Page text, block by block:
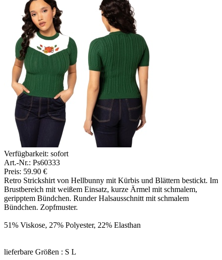
Verfügbarkeit: sofort
Art.-Nr.: Ps60333
Preis: 59.90 €
Retro Strickshirt von Hellbunny mit Kürbis und Blättern bestickt. Im
Brustbereich mit weißem Einsatz, kurze Ärmel mit schmalem,
geripptem Bündchen. Runder Halsausschnitt mit schmalem
Bündchen. Zopfmuster.
51% Viskose, 27% Polyester, 22% Elasthan
lieferbare Größen : S L